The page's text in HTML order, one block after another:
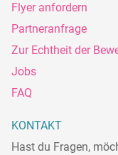
Flyer anfordern
Partneranfrage
Zur Echtheit der
Jobs
FAQ
KONTAKT
Hast du Fragen,